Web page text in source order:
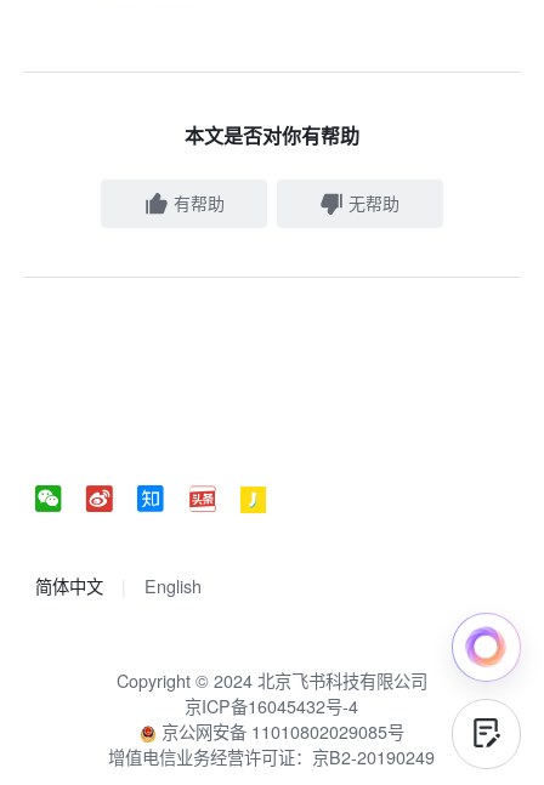
本文是否对你有帮助
有帮助 无帮助
简体中文 English
Copyright © 2024 北京飞书科技有限公司
京ICP备16045432号-4
京公网安备 11010802029085号
增值电信业务经营许可证：京B2-20190249